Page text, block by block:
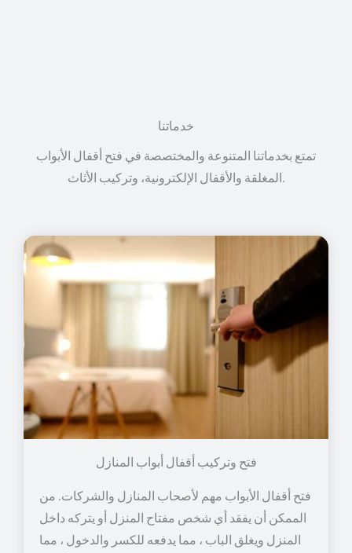
خدماتنا
تمتع بخدماتنا المتنوعة والمختصصة في فتح أقفال الأبواب
فتح وتركيب أقفال أبواب المنازل
فتح أقفال الأبواب مهم لأصحاب المنازل والشركات. من
الممكن أن يفقد أي شخص مفتاح المنزل أو يتركه داخل
المنزل ويغلق الباب ، مما يدفعه للكسر والدخول ، مما